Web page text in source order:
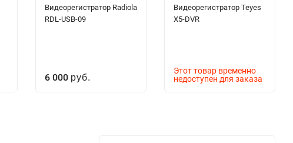
Видеорегистратор Radiola
RDL-USB-09
6 000 руб.
Видеорегистратор Teyes
X5-DVR
Этот товар временно
недоступен для заказа